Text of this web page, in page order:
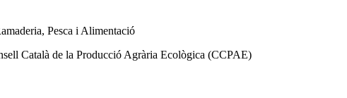
Pesca i Alimentació
Català de la Producció Agrària Ecològica (CCPAE)